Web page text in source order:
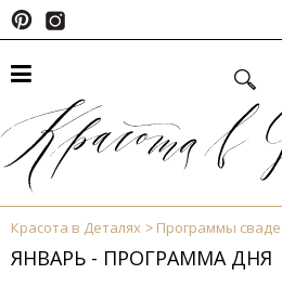
Красота в Деталях Программы
ЯНВАРЬ - ПРОГРАММА ДНЯ